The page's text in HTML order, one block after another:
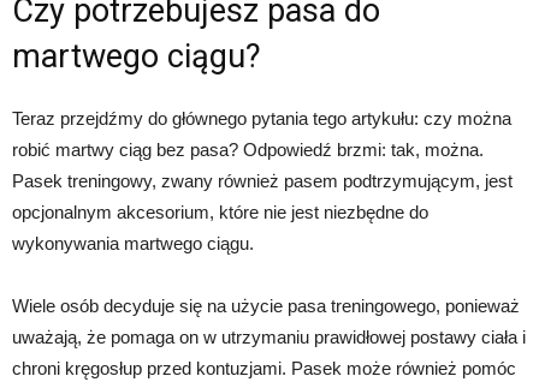
Czy potrzebujesz pasa do
martwego ciągu?
Teraz przejdźmy do głównego pytania tego artykułu: czy można
robić martwy ciąg bez pasa? Odpowiedź brzmi: tak, można.
Pasek treningowy, zwany również pasem podtrzymującym, jest
opcjonalnym akcesorium, które nie jest niezbędne do
wykonywania martwego ciągu.
Wiele osób decyduje się na użycie pasa treningowego, ponieważ
uważają, że pomaga on w utrzymaniu prawidłowej postawy ciała i
chroni kręgosłup przed kontuzjami. Pasek może również pomóc